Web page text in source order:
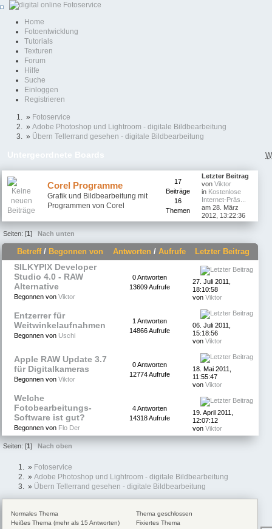
Home
Fotoentwicklung
Tutorials
Texturen
Forum
Hilfe
Suche
Einloggen
Registrieren
» Fotoservice
» Adobe Photoshop und Lightroom - digitale Bildbearbeitung
» Übern Tellerrand gesehen - digitale Bildbearbeitung
Corel Programme
Grafik und Bildbearbeitung mit
Programmen von Corel
17
Beiträge
16
Themen
Letzter Beitrag
vonViktor
in Kostenlose
Internet-Präs...
am 28. März
2012, 13:22:36
Seiten: [1] Nach unten
Betreff/ Begonnen von Antworten / Aufrufe
Letzter Beitrag
SILKYPIX Developer
Studio 4.0 - RAW
Alternative
Begonnen von Viktor
0 Antworten
13609 Aufrufe
27. Juli 2011,
18:10:58
von Viktor
Entzerrer für
Weitwinkelaufnahmen
Begonnen von Uschi
1 Antworten
14866 Aufrufe
06. Juli 2011,
15:18:56
von Viktor
Apple RAW Update 3.7
für Digitalkameras
Begonnen von Viktor
0 Antworten
12774 Aufrufe
18. Mai 2011,
11:55:47
von Viktor
Welche
Fotobearbeitungs-
Software ist gut?
Begonnen von Flo Der
4 Antworten
14318 Aufrufe
19. April 2011,
12:07:12
von Viktor
Seiten: [1] Nach oben
» Fotoservice
» Adobe Photoshop und Lightroom - digitale Bildbearbeitung
» Übern Tellerrand gesehen - digitale Bildbearbeitung
Normales Thema
Heißes Thema (mehr als 15 Antworten)
Thema geschlossen
Fixiertes Thema